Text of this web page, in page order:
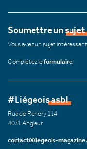
Soumettre un sujet
Vous avez un sujet
Complétez leformulaire
#Liégeois asbl
Rue de Renory 114
4031 Angleur
contact@liegeois-